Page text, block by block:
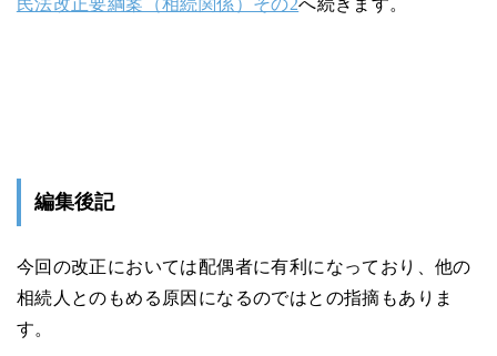
民法改正要綱案（相続関係）その2へ続きます。
編集後記
今回の改正においては配偶者に有利になっており、他の
相続人とのもめる原因になるのではとの指摘もありま
す。